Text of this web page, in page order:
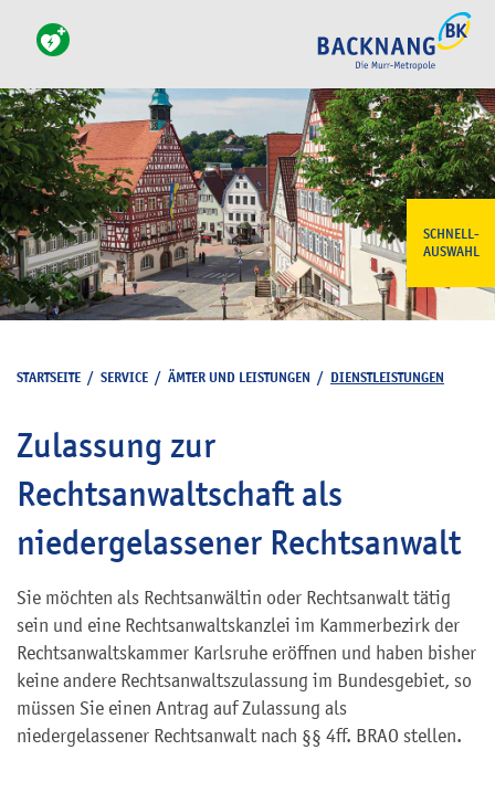
SCHNELL-
AUSWAHL
STARTSEITE / SERVICE / ÄMTER UND LEISTUNGEN / DIENSTLEISTUNGEN
Zulassung zur
Rechtsanwaltschaft als
niedergelassener Rechtsanwalt
Sie möchten als Rechtsanwältin oder Rechtsanwalt tätig
sein und eine Rechtsanwaltskanzlei im Kammerbezirk der
Rechtsanwaltskammer Karlsruhe eröffnen und haben bisher
keine andere Rechtsanwaltszulassung im Bundesgebiet, so
müssen Sie einen Antrag auf Zulassung als
niedergelassener Rechtsanwalt nach §§ 4ff. BRAO stellen.